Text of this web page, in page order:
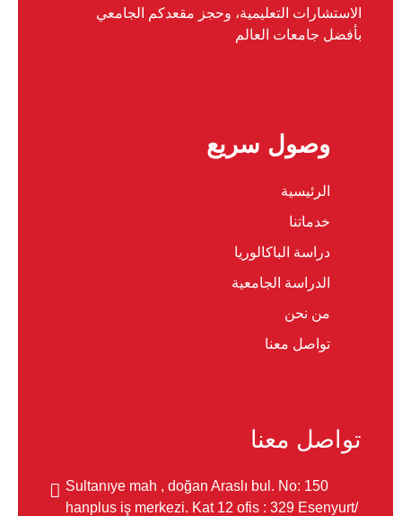
الاستشارات التعليمية، وحجز مقعدكم الجامعي
بأفضل جامعات العالم
وصول سريع
الرئيسية
خدماتنا
دراسة الباكالوريا
الدراسة الجامعية
من نحن
تواصل معنا
تواصل معنا
Sultanıye mah , doğan Araslı bul. No: 150
hanplus iş merkezi. Kat 12 ofis : 329 Esenyurt/